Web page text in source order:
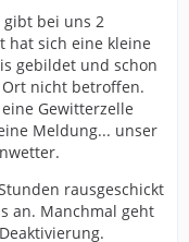
gibt bei uns 2
hat sich eine kleine
gebildet und schon
nicht betroffen.
Gewitterzelle
Meldung... unser
rausgeschickt
an. Manchmal geht